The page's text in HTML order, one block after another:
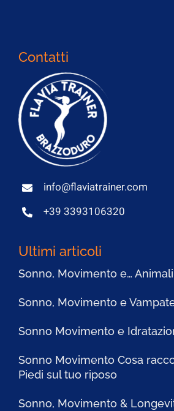
Contatti
info@flaviatrainer.com
+39 3393106320
Ultimi articoli
Sonno, Movimento e… Animali
Sonno, Movimento e
Sonno Movimento e
Sonno Movimento Cosa
Piedi sul tuo riposo
Sonno, Movimento &